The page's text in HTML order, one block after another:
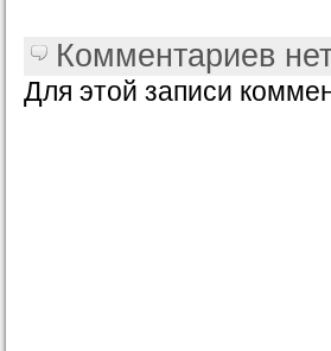
Комментариев
Для этой записи